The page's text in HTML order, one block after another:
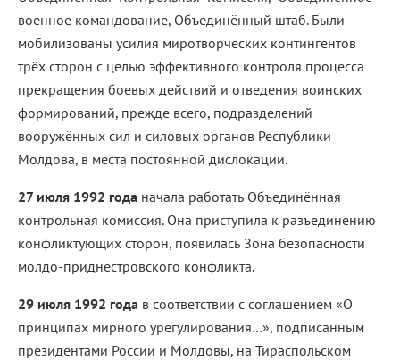
военное командование, Объединённый штаб. Были
мобилизованы усилия миротворческих контингентов
трёх сторон с целью эффективного контроля процесса
прекращения боевых действий и отведения воинских
формирований, прежде всего, подразделений
вооружённых сил и силовых органов Республики
Молдова, в места постоянной дислокации.
27 июля 1992 года начала работать Объединённая
контрольная комиссия. Она приступила к разъединению
конфликтующих сторон, появилась Зона безопасности
молдо-приднестровского конфликта.
29 июля 1992 года в соответствии с соглашением «О
принципах мирного урегулирования…», подписанным
президентами России и Молдовы, на Тираспольском